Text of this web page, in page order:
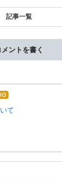
記事一覧
メントを書く
グて